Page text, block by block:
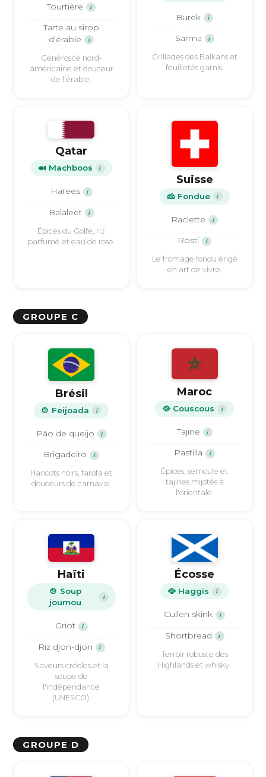
Tourtière i
Tarte au sirop
d'érable
i
Générosité nord-
américaine et douceur
de l'érable.
Burek i
Sarma i
Grillades des Balkans et
feuilletés garnis.
Qatar
🍛 Machboos i
Harees i
Balaleet i
Épices du Golfe, riz
parfumé et eau de rose.
Suisse
🧀 Fondue i
Raclette i
Rösti i
Le fromage fondu érigé
en art de vivre.
GROUPE C
Brésil
🍲 Feijoada i
Pão de queijo i
Brigadeiro i
Haricots noirs, farofa et
douceurs de carnaval.
Maroc
🥘 Couscous i
Tajine i
Pastilla i
Épices, semoule et
tajines mijotés à
l'orientale.
Haïti
🍲 Soup
joumou
i
Griot i
Riz djon-djon i
Saveurs créoles et la
soupe de
l'indépendance
(UNESCO).
Écosse
🥘 Haggis i
Cullen skink i
Shortbread i
Terroir robuste des
Highlands et whisky.
GROUPE D